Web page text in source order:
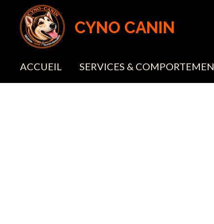
Passer
contenu
CYNO CANIN
ACCUEIL SERVICES &